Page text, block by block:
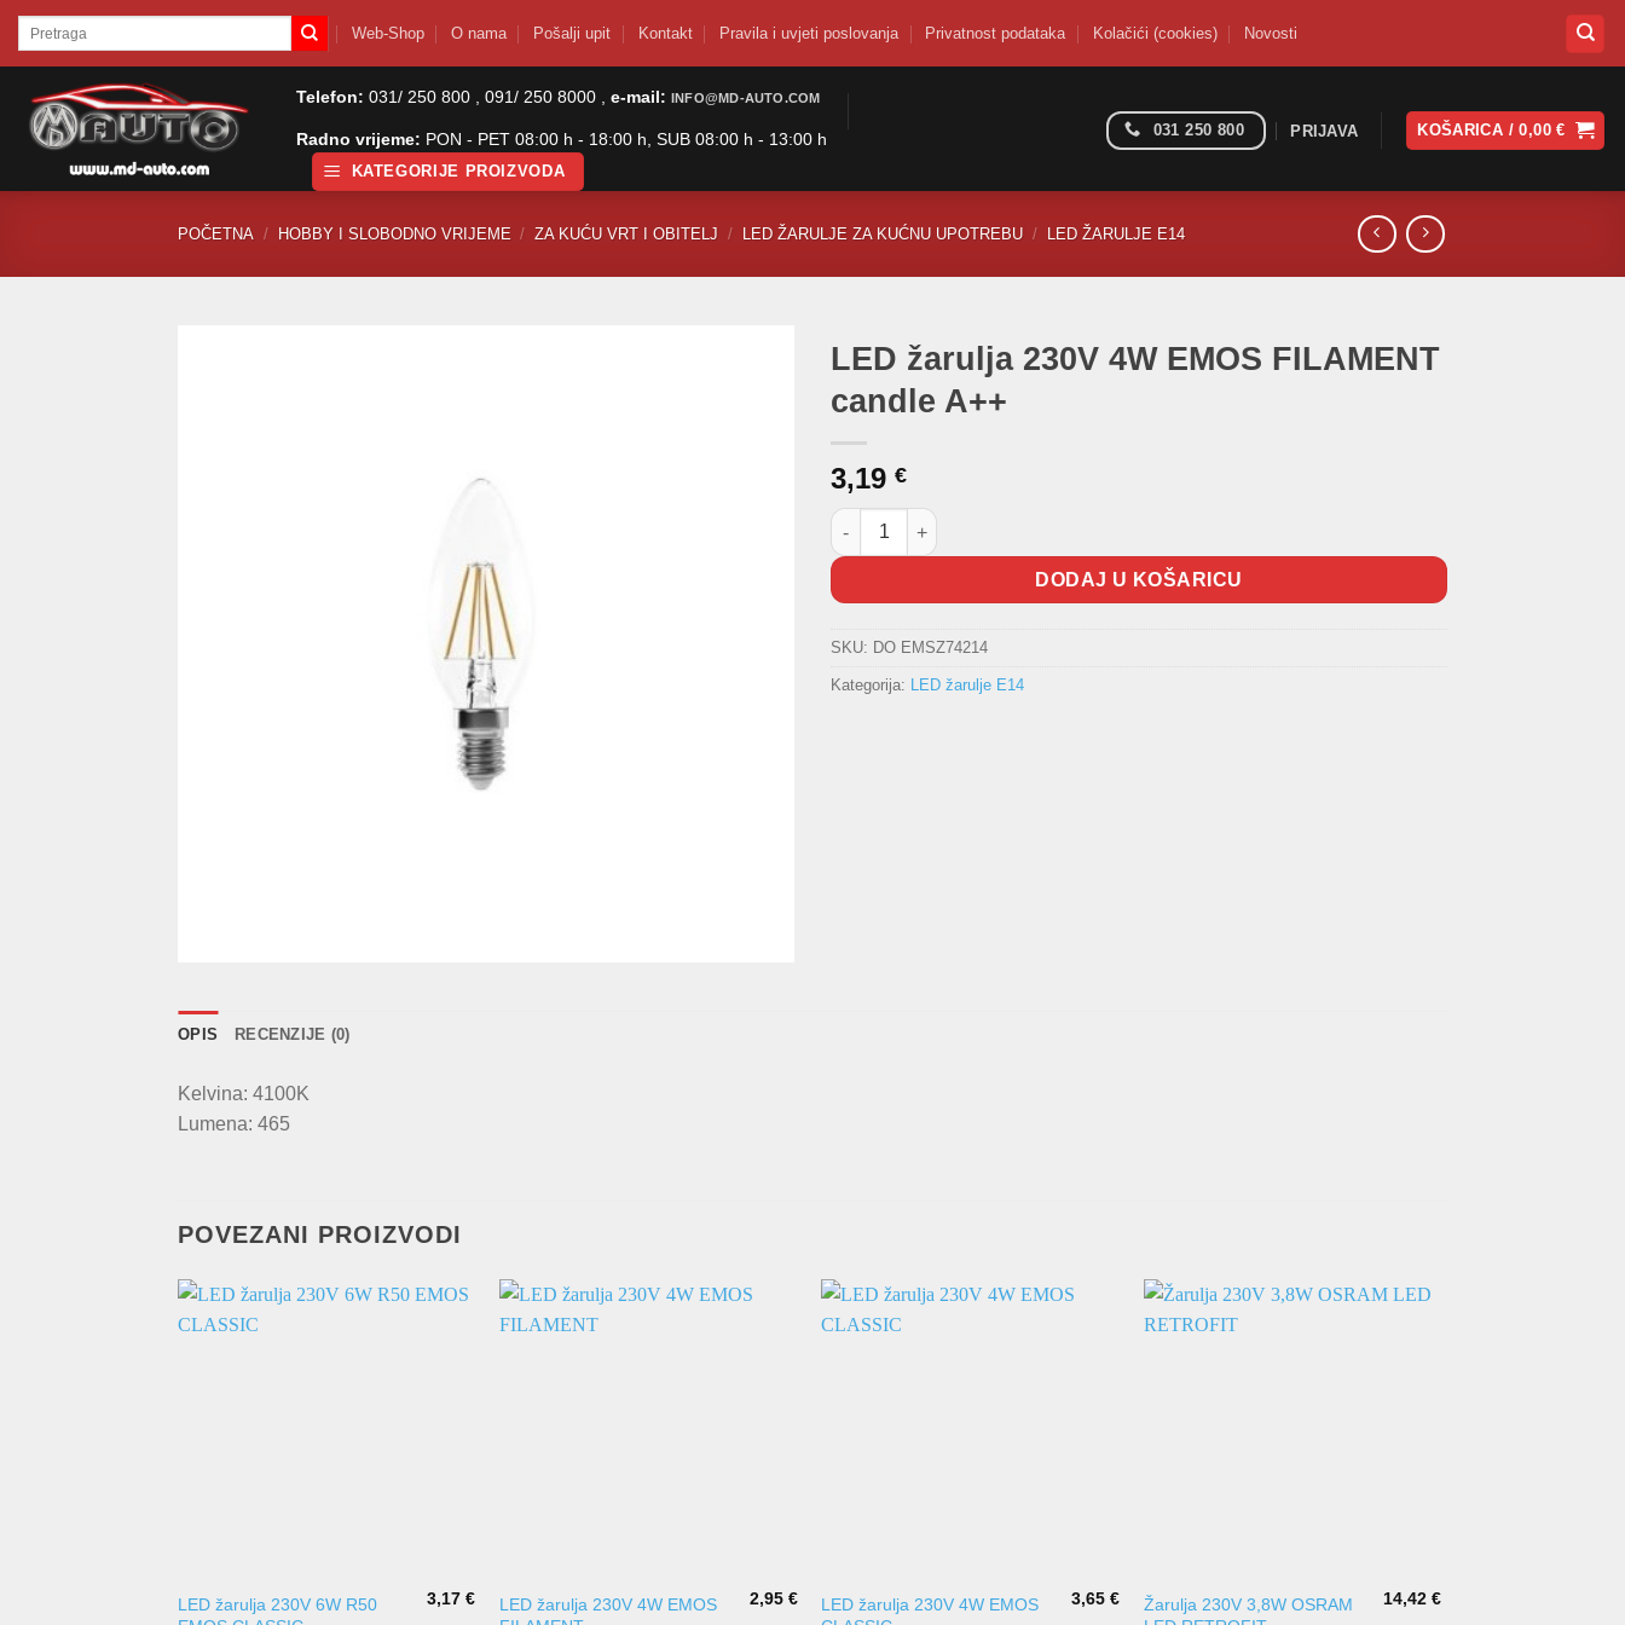
SkipPretraži: Web-Shop O nama Pošalji upit Kontakt Pravila i uvjeti poslovanja Privatnost podataka Kolačići (cookies) Novosti
Telefon: 031/ 250 800 , 091/ 250 8000 , e-mail: INFO@MD-AUTO.COM
Radno vrijeme: PON - PET 08:00 h - 18:00 h, SUB 08:00 h - 13:00 h
KATEGORIJE PROIZVODA
031 250 800 PRIJAVA KOŠARICA /0,00€
POČETNA / HOBBY I SLOBODNO VRIJEME / ZA KUĆU VRT I OBITELJ / LED ŽARULJE ZA KUĆNU UPOTREBU / LED ŽARULJE E14
LED žarulja 230V 4W EMOS FILAMENT
candle A++
3,19 €
LED žarulja 230V 4W EMOS FILAMENT candle A++ količina
DODAJ U KOŠARICU
SKU: DO EMSZ74214
Kategorija: LED žarulje E14
OPIS RECENZIJE (0)
Kelvina: 4100K
Lumena: 465
POVEZANI PROIZVODI
LED žarulja 230V 6W R50
3,17€
LED žarulja 230V 4W EMOS
2,95 €
LED žarulja 230V 4W EMOS
3,65 €
Žarulja 230V 3,8W OSRAM
14,42€